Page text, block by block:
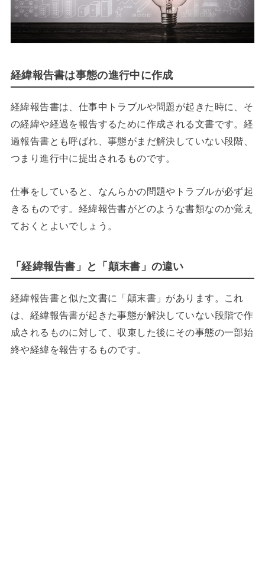
経緯報告書は事態の進行中に作成
経緯報告書は、仕事中トラブルや問題が起きた時に、そ
の経緯や経過を報告するために作成される文書です。経
過報告書とも呼ばれ、事態がまだ解決していない段階、
つまり進行中に提出されるものです。
仕事をしていると、なんらかの問題やトラブルが必ず起
きるものです。経緯報告書がどのような書類なのか覚え
ておくとよいでしょう。
「経緯報告書」と「顛末書」の違い
経緯報告書と似た文書に「顛末書」があります。これ
は、経緯報告書が起きた事態が解決していない段階で作
成されるものに対して、収束した後にその事態の一部始
終や経緯を報告するものです。